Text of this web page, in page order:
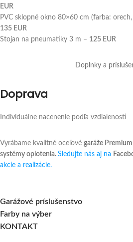
EUR
PVC sklopné okno 80×60 cm (farba:
135 EUR
Stojan na pneumatiky 3 m – 125 EUR
Doplnky a
Doprava
Individuálne nacenenie podľa vzdialenosti
Vyrábame kvalitné oceľové garáže
systémy oplotenia. Sledujte nás aj na
akcie a realizácie.
Garážové príslušenstvo
Farby na výber
KONTAKT